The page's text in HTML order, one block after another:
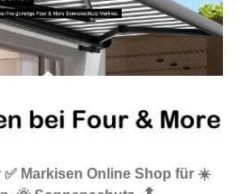
✅ Markisen Online Shop für ☀️